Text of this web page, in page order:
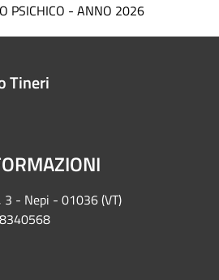
PSICHICO - ANNO 2026
Tineri
3 - Nepi - 01036 (VT)